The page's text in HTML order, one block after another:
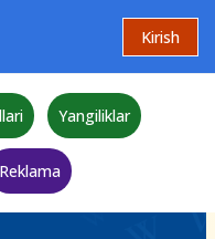
Kirish
Yangiliklar
Reklama